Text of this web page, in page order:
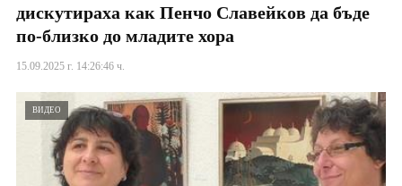
дискутираха как Пенчо Славейков да бъде
по-близко до младите хора
15.09.2025 г. 14:26:46 ч.
ВИДЕО